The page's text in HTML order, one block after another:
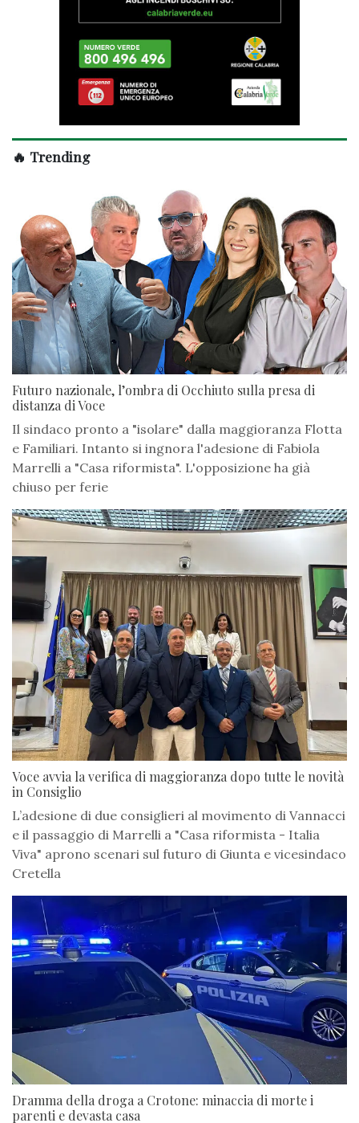
🔥 Trending
Futuro nazionale, l’ombra di Occhiuto sulla presa di
distanza di Voce
Il sindaco pronto a "isolare" dalla maggioranza Flotta
e Familiari. Intanto si ingnora l'adesione di Fabiola
Marrelli a "Casa riformista". L'opposizione ha già
chiuso per ferie
Voce avvia la verifica di maggioranza dopo tutte le novità
in Consiglio
L’adesione di due consiglieri al movimento di Vannacci
e il passaggio di Marrelli a "Casa riformista - Italia
Viva" aprono scenari sul futuro di Giunta e vicesindaco
Cretella
Dramma della droga a Crotone: minaccia di morte i
parenti e devasta casa